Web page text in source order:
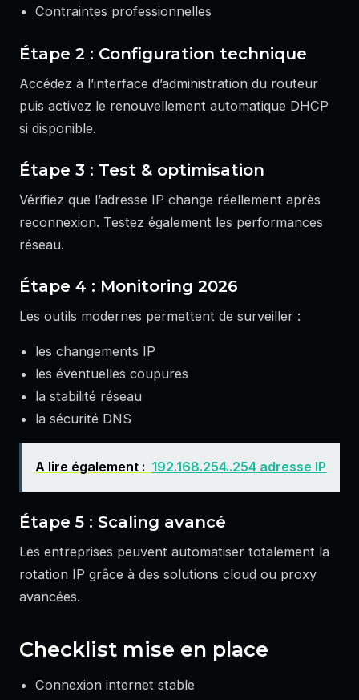
Contraintes professionnelles
Étape 2 : Configuration technique
Accédez à l’interface d’administration du routeur
puis activez le renouvellement automatique DHCP
si disponible.
Étape 3 : Test & optimisation
Vérifiez que l’adresse IP change réellement après
reconnexion. Testez également les performances
réseau.
Étape 4 : Monitoring 2026
Les outils modernes permettent de surveiller :
les changements IP
les éventuelles coupures
la stabilité réseau
la sécurité DNS
A lire également : 192.168.254..254 adresse IP
Étape 5 : Scaling avancé
Les entreprises peuvent automatiser totalement la
rotation IP grâce à des solutions cloud ou proxy
avancées.
Checklist mise en place
Connexion internet stable